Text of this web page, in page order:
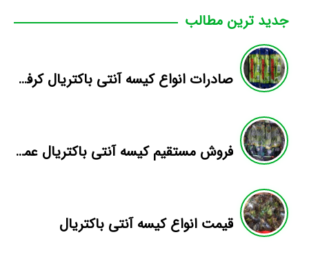
جدید ترین مطالب
صادرات انواع کیسه آنتی باکتریال کرفس
فروش مستقیم کیسه آنتی باکتریال عمده
قیمت انواع کیسه آنتی باکتریال